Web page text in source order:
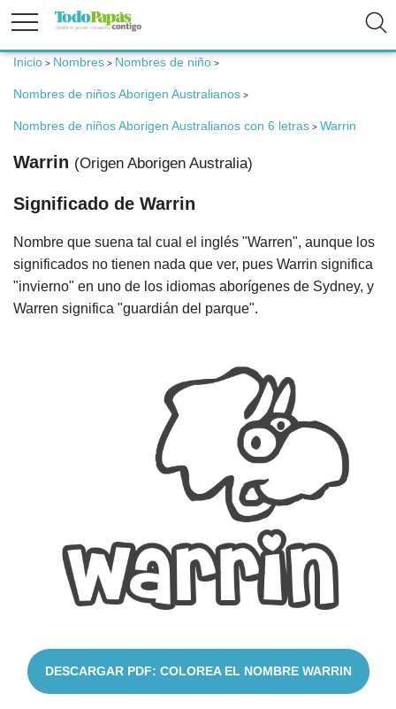
Bebé
Niños
Padres
Inicio > Nombres > Nombres de niño >
Nombres de niños Aborigen Australianos >
Nombres de niños Aborigen Australianos con 6 letras > Warrin
Warrin (Origen Aborigen Australia)
Significado de Warrin
Nombre que suena tal cual el inglés "Warren", aunque los
significados no tienen nada que ver, pues Warrin significa
"invierno" en uno de los idiomas aborígenes de Sydney, y
Warren significa "guardián del parque".
DESCARGAR PDF: COLOREA EL NOMBRE WARRIN